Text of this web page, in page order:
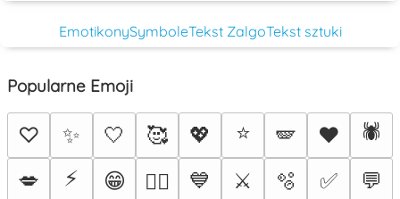
EmotikonySymboleTekst ZalgoTekst sztuki
Popularne Emoji
♡ ✨ 🤍 🥰 💖 ⭐ 🪽 ♥️
🕷️
💋
⚡ 😁 ❤️‍🔥 💙 ⚔️ 🫧 ✅
💬